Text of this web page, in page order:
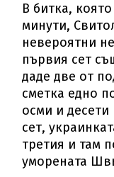
В битка,
минути,
невероятни
първия сет
даде две от
сметка едно
осми и
сет,
третия и там
уморената